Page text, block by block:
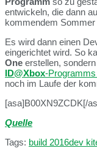
entwickeln, die dann
kommendem
Es wird dann einen
eingerichtet wird. So
One erstellen,
ID@Xbox-Programms
noch im Laufe der
[asa]B00XN9ZCDK[/
Quelle
Tags: build 2016dev kit